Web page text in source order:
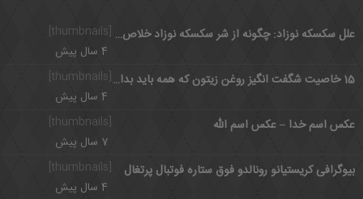
[thumbnails] علل سكسكه نوزاد: چگونه از شر سکسکه نوزاد خلاص شویم؟
4 سال پیش
15 خاصیت شگفت انگیز روغن زیتون که همه باید بدانند
4 سال پیش
[thumbnails]
عکس اسم خدا – عکس اسم الله
7 سال پیش
بیوگرافی کریستیانو رونالدو فوق ستاره فوتبال پرتغال
4 سال پیش